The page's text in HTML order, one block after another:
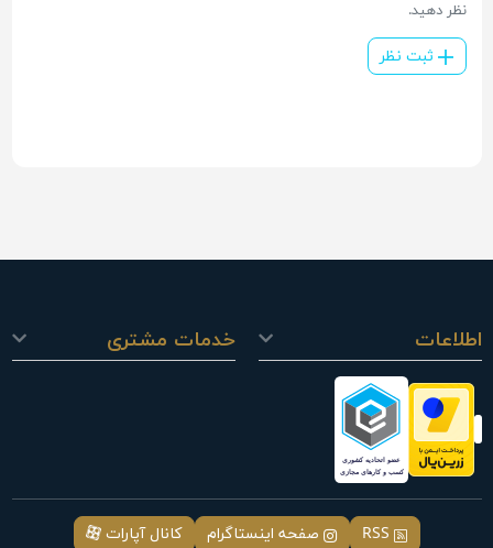
نظر دهید.
ثبت نظر
اطلاعات خدمات مشتری
RSS صفحه اینستاگرام کانال آپارات